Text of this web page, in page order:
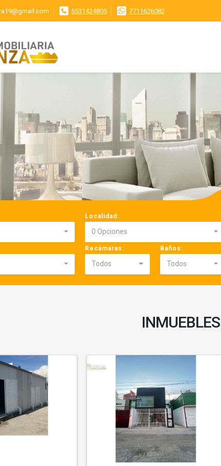
5531424805 7711626082
Localidad:
0 Opciones
Recámaras:
Todos
Baños:
Todos
INMUEBLES